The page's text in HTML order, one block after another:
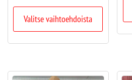
Valitse vaihtoehdoista